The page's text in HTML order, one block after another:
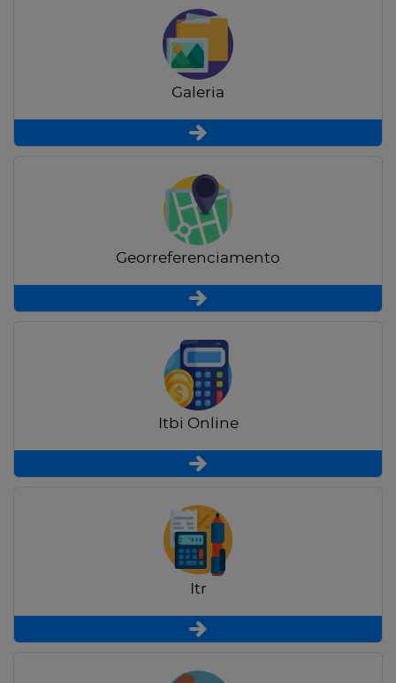
Galeria
Georreferenciamento
Itbi Online
Itr